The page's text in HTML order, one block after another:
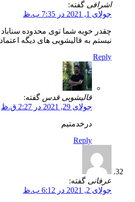
اشرافی گفته:
جولای 1, 2021 در 7:35 ب.ظ
چقدر خوبه شما توی محدوده
نیستم به قالیشویی های دیگه
Reply
قالیشویی قدس گفته:
جولای 29, 2021 در 2:27 ق.ظ
درخدمتیم
Reply
عرفانی گفته:
جولای 2, 2021 در 6:12 ب.ظ